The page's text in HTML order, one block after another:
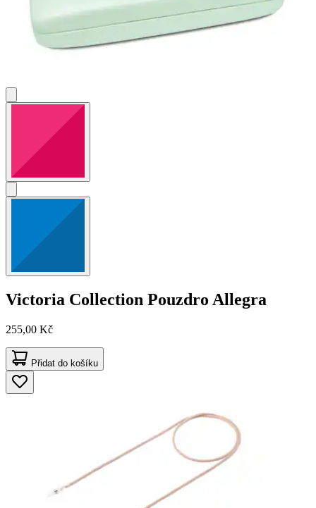
Victoria Collection Pouzdro Allegra
255,00 Kč
Přidat do košíku